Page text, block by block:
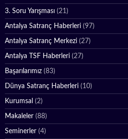
3. Soru Yarışması (21)
Antalya Satranç Haberleri (97)
Antalya Satranç Merkezi (27)
Antalya TSF Haberleri (27)
Başarılarımız (83)
Dünya Satranç Haberleri (10)
Kurumsal (2)
Makaleler (88)
Seminerler (4)